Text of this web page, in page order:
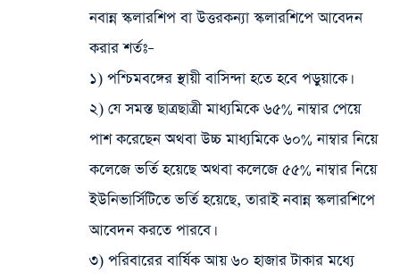
নবান্ন স্কলারশিপ বা উত্তরকন্যা স্কলারশিপে আবেদন
করার শর্তঃ–
১) পশ্চিমবঙ্গের স্থায়ী বাসিন্দা হতে হবে পড়ুয়াকে।
২) যে সমস্ত ছাত্রছাত্রী মাধ্যমিকে ৬৫% নাম্বার পেয়ে
পাশ করেছেন অথবা উচ্চ মাধ্যমিকে ৬০% নাম্বার নিয়ে
কলেজে ভর্তি হয়েছে অথবা কলেজে ৫৫% নাম্বার নিয়ে
ইউনিভার্সিটিতে ভর্তি হয়েছে, তারাই নবান্ন স্কলারশিপে
আবেদন করতে পারবে।
৩) পরিবারের বার্ষিক আয় ৬০ হাজার টাকার মধ্যে